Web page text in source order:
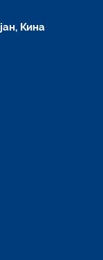
Кина